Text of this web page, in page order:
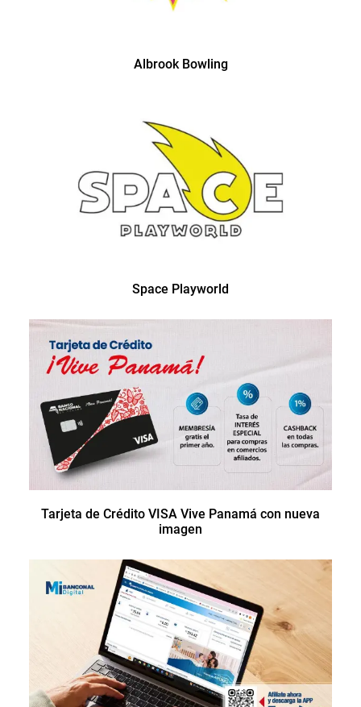
Albrook Bowling
Space Playworld
Tarjeta de Crédito VISA Vive Panamá con nueva
imagen